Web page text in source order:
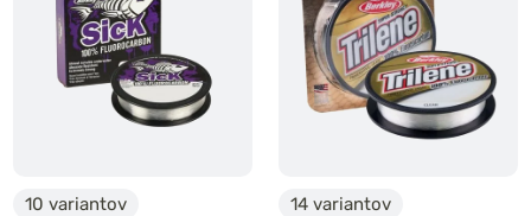
10 variantov 14 variantov